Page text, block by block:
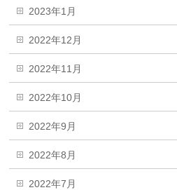
2023年1月
2022年12月
2022年11月
2022年10月
2022年9月
2022年8月
2022年7月